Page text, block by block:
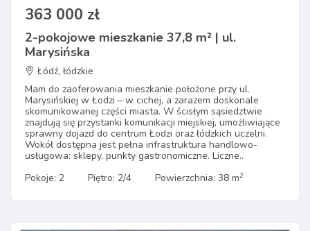
363 000 zł
2-pokojowe mieszkanie 37,8 m² | ul.
Marysińska
Łódź, łódzkie
Mam do zaoferowania mieszkanie położone przy ul.
Marysińskiej w Łodzi – w cichej, a zarazem doskonale
skomunikowanej części miasta. W ścisłym sąsiedztwie
znajdują się przystanki komunikacji miejskiej, umożliwiające
sprawny dojazd do centrum Łodzi oraz łódzkich uczelni.
Wokół dostępna jest pełna infrastruktura handlowo-
usługowa: sklepy, punkty gastronomiczne. Liczne..
Pokoje: 2
Piętro: 2/4 Powierzchnia: 38 m2